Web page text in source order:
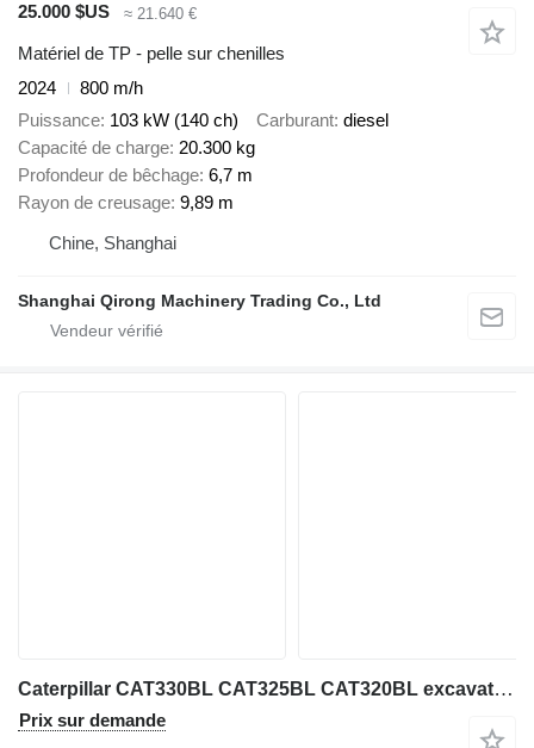
25.000 $US
≈ 21.640 €
Matériel de TP - pelle sur chenilles
2024
800 m/h
Puissance 103 kW (140 ch) Carburant diesel
Capacité de charge 20.300 kg
Profondeur de bêchage 6,7 m
Rayon de creusage 9,89 m
Chine, Shanghai
Shanghai Qirong Machinery Trading Co., Ltd
Caterpillar CAT330BL CAT325BL CAT320BL excavator on sale
Prix sur demande